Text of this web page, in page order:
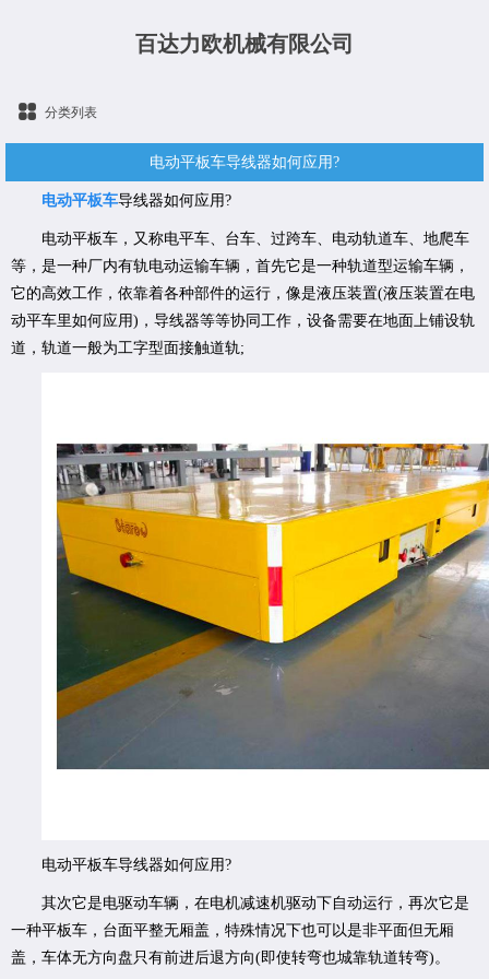
百达力欧机械有限公司
分类列表
电动平板车导线器如何应用?
电动平板车导线器如何应用?
电动平板车，又称电平车、台车、过跨车、电动轨道车、地爬车
等，是一种厂内有轨电动运输车辆，首先它是一种轨道型运输车辆，
它的高效工作，依靠着各种部件的运行，像是液压装置(液压装置在电
动平车里如何应用)，导线器等等协同工作，设备需要在地面上铺设轨
道，轨道一般为工字型面接触道轨;
电动平板车导线器如何应用?
其次它是电驱动车辆，在电机减速机驱动下自动运行，再次它是
一种平板车，台面平整无厢盖，特殊情况下也可以是非平面但无厢
盖，车体无方向盘只有前进后退方向(即使转弯也城靠轨道转弯)。